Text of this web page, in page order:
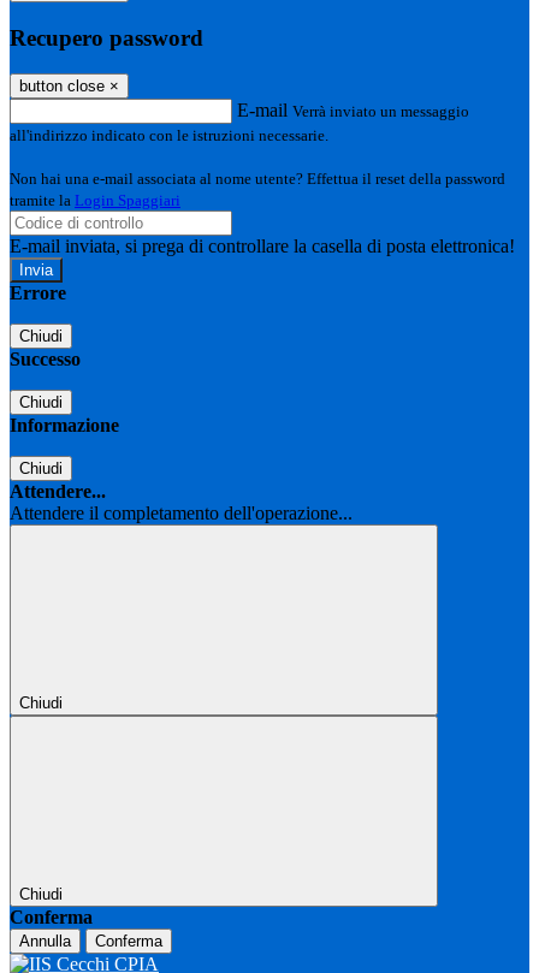
Recupero password
button close ×
E-mail Verrà inviato un messaggio
all'indirizzo indicato con le istruzioni necessarie.
Non hai una e-mail associata al nome utente? Effettua il reset della password
tramite la Login Spaggiari
E-mail inviata, si prega di controllare la casella di posta elettronica!
Errore
Chiudi
Successo
Chiudi
Informazione
Chiudi
Attendere...
Attendere il completamento dell'operazione...
Chiudi
Chiudi
Conferma
Annulla Conferma